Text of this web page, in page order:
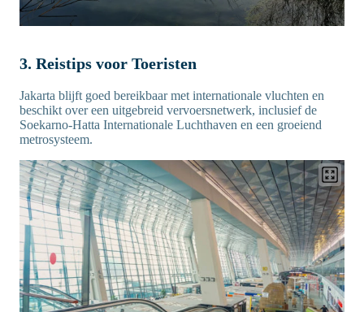
3. Reistips voor Toeristen
Jakarta blijft goed bereikbaar met internationale vluchten en
beschikt over een uitgebreid vervoersnetwerk, inclusief de
Soekarno-Hatta Internationale Luchthaven en een groeiend
metrosysteem.